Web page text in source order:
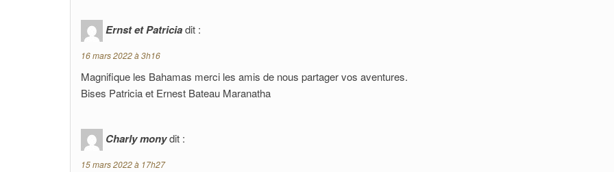
Ernst et Patriciadit :
16 mars 2022 à 3h16
Magnifique les Bahamas merci les amis de nous partager vos aventures.
Bises Patricia et Ernest Bateau Maranatha
Charly monydit :
15 mars 2022 à 17h27